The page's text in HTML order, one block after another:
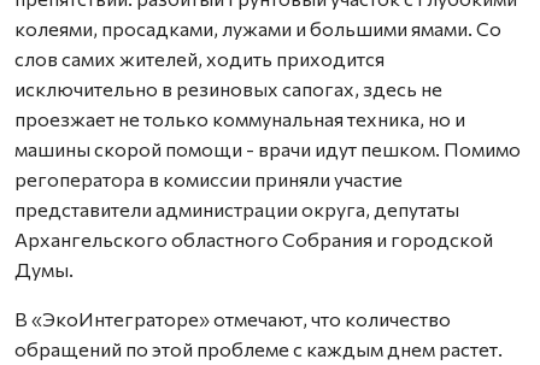
колеями, просадками, лужами и большими ямами. Со
слов самих жителей, ходить приходится
исключительно в резиновых сапогах, здесь не
проезжает не только коммунальная техника, но и
машины скорой помощи - врачи идут пешком. Помимо
регоператора в комиссии приняли участие
представители администрации округа, депутаты
Архангельского областного Собрания и городской
Думы.
В «ЭкоИнтеграторе» отмечают, что количество
обращений по этой проблеме с каждым днем растет.